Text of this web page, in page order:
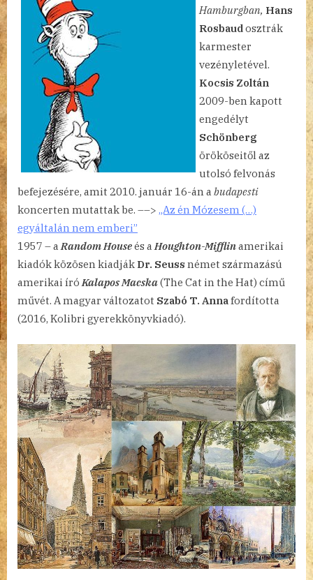
Hamburgban, Hans
Rosbaudosztrák
karmester
vezényletével.
Kocsis Zoltán
2009-ben kapott
engedélyt
Schönberg
örököseitől az
utolsó felvonás
befejezésére, amit 2010. január 16-án a budapesti
koncerten mutattak be. ––> „Az én Mózesem (…)
egyáltalán nem emberi”
1957 – aRandom Houseés aHoughton-Mifflinamerikai
kiadók közösen kiadják Dr. Seuss német származású
amerikai íróKalapos Macska(The Cat in the Hat) című
művét. A magyar változatot Szabó T. Annafordította
(2016, Kolibri gyerekkönyvkiadó).